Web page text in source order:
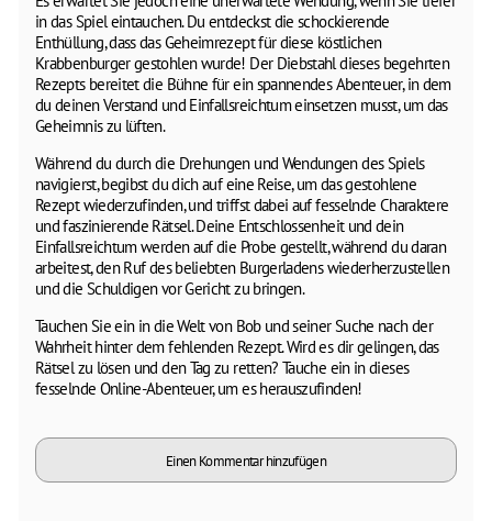
in das Spiel eintauchen. Du entdeckst die schockierende
Enthüllung, dass das Geheimrezept für diese köstlichen
Krabbenburger gestohlen wurde! Der Diebstahl dieses begehrten
Rezepts bereitet die Bühne für ein spannendes Abenteuer, in dem
du deinen Verstand und Einfallsreichtum einsetzen musst, um das
Geheimnis zu lüften.
Während du durch die Drehungen und Wendungen des Spiels
navigierst, begibst du dich auf eine Reise, um das gestohlene
Rezept wiederzufinden, und triffst dabei auf fesselnde Charaktere
und faszinierende Rätsel. Deine Entschlossenheit und dein
Einfallsreichtum werden auf die Probe gestellt, während du daran
arbeitest, den Ruf des beliebten Burgerladens wiederherzustellen
und die Schuldigen vor Gericht zu bringen.
Tauchen Sie ein in die Welt von Bob und seiner Suche nach der
Wahrheit hinter dem fehlenden Rezept. Wird es dir gelingen, das
Rätsel zu lösen und den Tag zu retten? Tauche ein in dieses
fesselnde Online-Abenteuer, um es herauszufinden!
Einen Kommentar hinzufügen